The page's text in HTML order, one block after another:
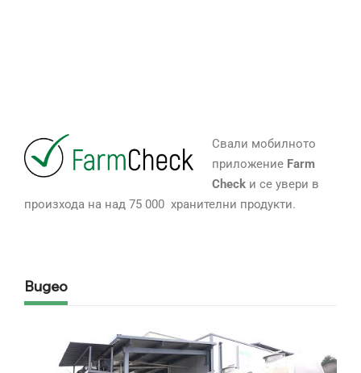
Свали мобилното
приложение Farm
Checkи се увери в
произхода на над 75 000 хранителни продукти.
Видео